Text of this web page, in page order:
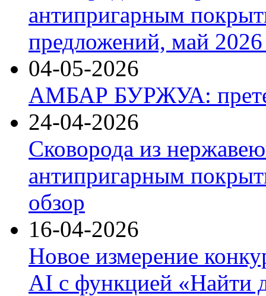
антипригарным
предложений, май 2026
04-05-2026
АМБАР БУРЖУА:
24-04-2026
Сковорода из
антипригарным
обзор
16-04-2026
Новое измерение
AI с функцией «Найти